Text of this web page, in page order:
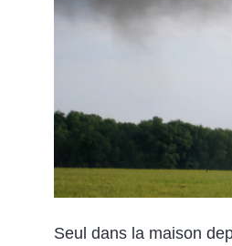
Seul dans la maison